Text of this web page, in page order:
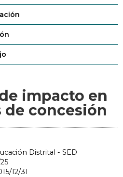
impacto en
de concesión
Distrital - SED
12/31